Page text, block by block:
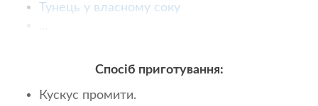
Тунець у власному соку
Спосіб приготування:
Кускус промити.